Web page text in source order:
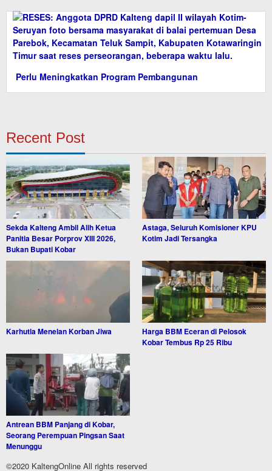
Perlu Meningkatkan Program Pembangunan
Recent Post
Sekda Kalteng Ambil Alih Ketua
Panitia Besar Porprov XIII 2026,
Bukan Bupati Kobar
Astaga, Seluruh Komisioner KPU
Kotim Jadi Tersangka
Karhutla Menelan Korban Jiwa
Harga BBM Eceran di Pelosok
Kobar Tembus Rp 25 Ribu
Antrean BBM Panjang di Kobar,
Seorang Perempuan Pingsan Saat
Menunggu
©2020 KaltengOnline All rights reserved